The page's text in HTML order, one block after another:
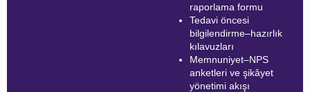
raporlama formu
Tedavi öncesi
bilgilendirme–hazırlık
kılavuzları
Memnuniyet–NPS
anketleri ve şikâyet
yönetimi akışı